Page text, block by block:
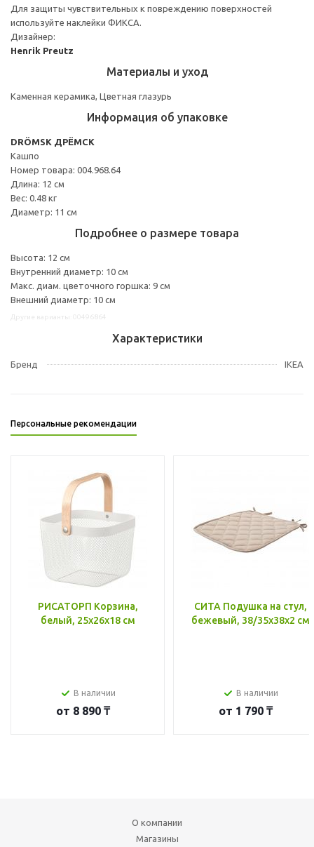
Для защиты чувствительных к повреждению поверхностей
используйте наклейки ФИКСА.
Дизайнер:
Henrik Preutz
Материалы и уход
Каменная керамика, Цветная глазурь
Информация об упаковке
DRÖMSK ДРЁМСК
Кашпо
Номер товара: 004.968.64
Длина: 12 см
Вес: 0.48 кг
Диаметр: 11 см
Подробнее о размере товара
Высота: 12 см
Внутренний диаметр: 10 см
Макс. диам. цветочного горшка: 9 см
Внешний диаметр: 10 см
Характеристики
Бренд IKEA
Персональные рекомендации
РИСАТОРП Корзина,
белый, 25x26x18 см
В наличии
от 8 890 ₸
СИТА Подушка на стул,
бежевый, 38/35x38x2 см
В наличии
от 1 790 ₸
О компании
Магазины